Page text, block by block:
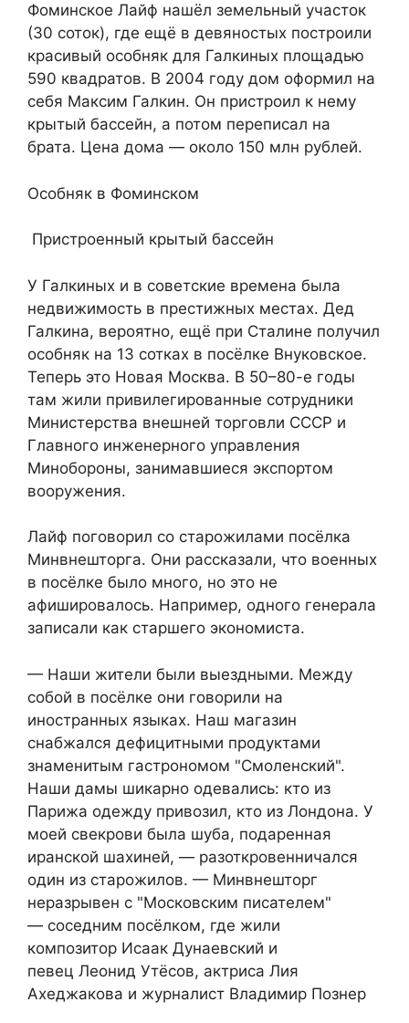
Фоминское Лайф нашёл земельный участок
(30 соток), где ещё в девяностых построили
красивый особняк для Галкиных площадью
590 квадратов. В 2004 году дом оформил на
себя Максим Галкин. Он пристроил к нему
крытый бассейн, а потом переписал на
брата. Цена дома — около 150 млн рублей.
Особняк в Фоминском
Пристроенный крытый бассейн
У Галкиных и в советские времена была
недвижимость в престижных местах. Дед
Галкина, вероятно, ещё при Сталине получил
особняк на 13 сотках в посёлке Внуковское.
Теперь это Новая Москва. В 50–80-е годы
там жили привилегированные сотрудники
Министерства внешней торговли СССР и
Главного инженерного управления
Минобороны, занимавшиеся экспортом
вооружения.
Лайф поговорил со старожилами посёлка
Минвнешторга. Они рассказали, что военных
в посёлке было много, но это не
афишировалось. Например, одного генерала
записали как старшего экономиста.
— Наши жители были выездными. Между
собой в посёлке они говорили на
иностранных языках. Наш магазин
снабжался дефицитными продуктами
знаменитым гастрономом "Смоленский".
Наши дамы шикарно одевались: кто из
Парижа одежду привозил, кто из Лондона. У
моей свекрови была шуба, подаренная
иранской шахиней, — разоткровенничался
один из старожилов. — Минвнешторг
неразрывен с "Московским писателем"
— соседним посёлком, где жили
композитор Исаак Дунаевский и
певец Леонид Утёсов, актриса Лия
Ахеджакова и журналист Владимир Познер